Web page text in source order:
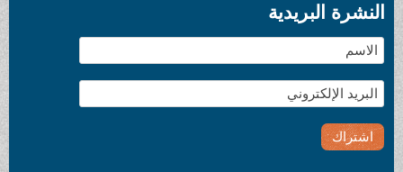
النشرة البريدية